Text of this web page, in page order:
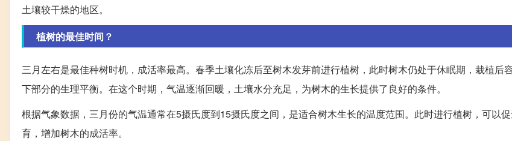
土壤较干燥的地区。
植树的最佳时间？
三月左右是最佳种树时机，成活率最高。春季土壤化冻后至树木发芽前进行植树，此时树木仍处于休眠期，栽植后
下部分的生理平衡。在这个时期，气温逐渐回暖，土壤水分充足，为树木的生长提供了良好的条件。
根据气象数据，三月份的气温通常在5摄氏度到15摄氏度之间，是适合树木生长的温度范围。此时进行植树，可以
育，增加树木的成活率。